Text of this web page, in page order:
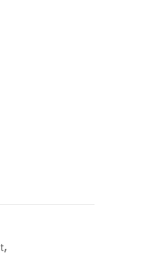
,